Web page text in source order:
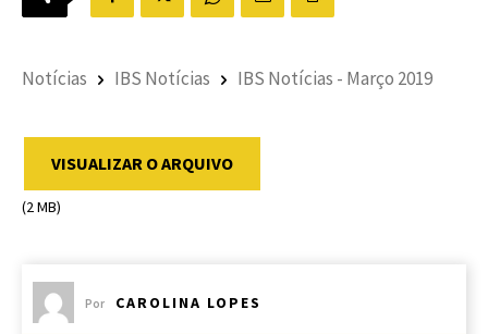
Notícias IBS Notícias IBS Notícias - Março 2019
VISUALIZAR O ARQUIVO
(2 MB)
Por CAROLINA LOPES